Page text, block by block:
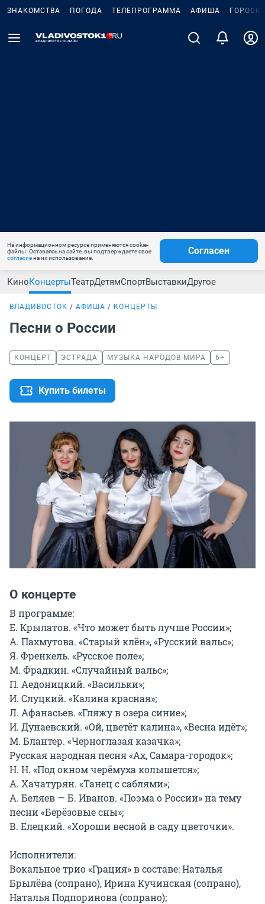
ЗНАКОМСТВА ПОГОДА ТЕЛЕПРОГРАММА АФИША
На информационном ресурсе применяются cookie-
файлы. Оставаясь на сайте, вы подтверждаете свое
согласиена их использование.
Согласен
КиноКонцертыТеатрДетямСпортВыставкиДругое
ВЛАДИВОСТОК АФИША КОНЦЕРТЫ
Песни о России
КОНЦЕРТ ЭСТРАДА МУЗЫКА НАРОДОВ МИРА 6+
Купить билеты
О концерте
В программе:
Е. Крылатов. «Что может быть лучше России»;
А. Пахмутова. «Старый клён», «Русский вальс»;
Я. Френкель. «Русское поле»;
М. Фрадкин. «Случайный вальс»;
П. Аедоницкий. «Васильки»;
И. Слуцкий. «Калина красная»;
Л. Афанасьев. «Гляжу в озера синие»;
И. Дунаевский. «Ой, цветёт калина», «Весна идёт»;
М. Блантер. «Черноглазая казачка»;
Русская народная песня «Ах, Самара-городок»;
Н. Н. «Под окном черёмуха колышется»;
А. Хачатурян. «Танец с саблями»;
А. Беляев — Б. Иванов. «Поэма о России» на тему
песни «Берёзовые сны»;
В. Елецкий. «Хороши весной в саду цветочки».
Исполнители:
Вокальное трио «Грация» в составе: Наталья
Брылёва (сопрано), Ирина Кучинская (сопрано),
Наталья Подпоринова (сопрано);